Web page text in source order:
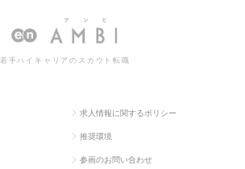
若手ハイキャリアのスカウト転職
求人情報に関するポリシー
推奨環境
参画のお問い合わせ